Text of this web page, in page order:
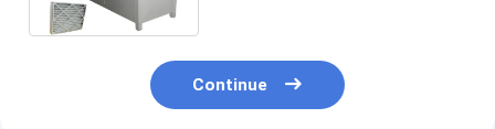
Continue